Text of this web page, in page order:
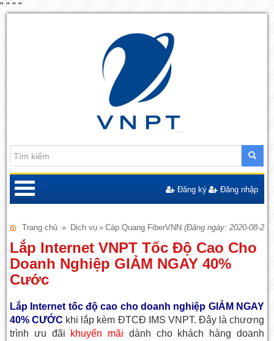
" " " "
Đăng ký Đăng nhập
Trang chủ » Dịch vụ » Cáp Quang FiberVNN (Đăng ngày: 2020-08-20)
Lắp Internet VNPT Tốc Độ Cao Cho
Doanh Nghiệp GIẢM NGAY 40%
Cước
Lắp Internet tốc độ cao cho doanh nghiệp GIẢM NGAY
40% CƯỚC khi lắp kèm ĐTCĐ IMS VNPT. Đây là chương
trình ưu đãi khuyến mãi dành cho khách hàng doanh